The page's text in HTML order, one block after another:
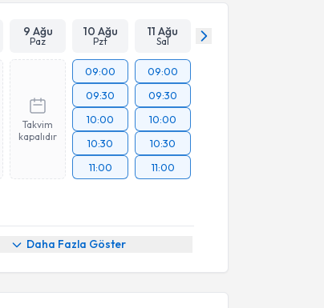
9 Ağu
Paz
10 Ağu
Pzt
11 Ağu
Sal
Takvim
kapalıdır
09:00
09:30
10:00
10:30
11:00
09:00
09:30
10:00
10:30
11:00
Daha Fazla Göster